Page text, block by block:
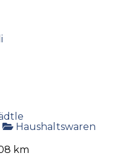
Haushaltswaren
km